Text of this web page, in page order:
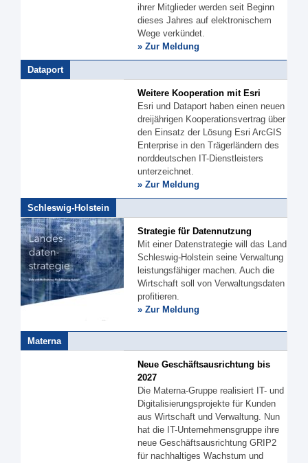
ihrer Mitglieder werden seit Beginn
dieses Jahres auf elektronischem
Wege verkündet.
» Zur Meldung
Dataport
Weitere Kooperation mit Esri
Esri und Dataport haben einen neuen
dreijährigen Kooperationsvertrag über
den Einsatz der Lösung Esri ArcGIS
Enterprise in den Trägerländern des
norddeutschen IT-Dienstleisters
unterzeichnet.
» Zur Meldung
Schleswig-Holstein
Strategie für Datennutzung
Mit einer Datenstrategie will das Land
Schleswig-Holstein seine Verwaltung
leistungsfähiger machen. Auch die
Wirtschaft soll von Verwaltungsdaten
profitieren.
» Zur Meldung
Materna
Neue Geschäftsausrichtung bis
2027
Die Materna-Gruppe realisiert IT- und
Digitalisierungsprojekte für Kunden
aus Wirtschaft und Verwaltung. Nun
hat die IT-Unternehmensgruppe ihre
neue Geschäftsausrichtung GRIP2
für nachhaltiges Wachstum und